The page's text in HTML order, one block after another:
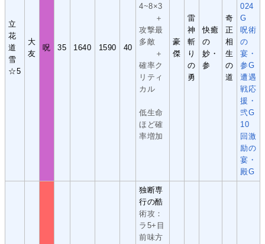
立
花
道
雪
☆5
大
友
呪 35 1640 1590 40
4~8×3
＋
攻撃最
多敵
＋
確率ク
リティ
カル
低生命
ほど確
率増加
豪
傑
雷
神
斬
り
の
勇
快癒
の
妙・
参
奇
正
相
生
の
道
024
G
呪術
の
宴・
参G
遭遇
戦応
援・
弐G
10
回激
励の
宴・
殿G
独断専
行の酷
術攻：
ラ5+目
前味方